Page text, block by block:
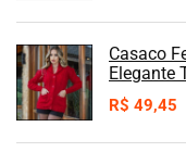
Casaco
Elegante
R$ 49,45